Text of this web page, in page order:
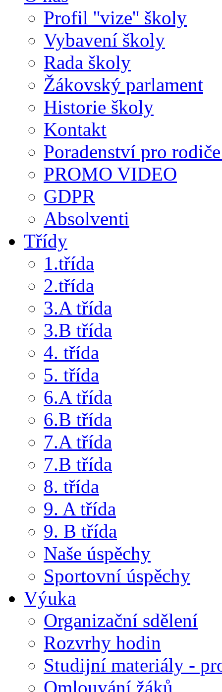
Profil ''vize'' školy
Vybavení školy
Rada školy
Žákovský parlament
Historie školy
Kontakt
Poradenství pro
PROMO VIDEO
GDPR
Absolventi
Třídy
1.třída
2.třída
3.A třída
3.B třída
4. třída
5. třída
6.A třída
6.B třída
7.A třída
7.B třída
8. třída
9. A třída
9. B třída
Naše úspěchy
Sportovní úspěchy
Výuka
Organizační sdělení
Rozvrhy hodin
Studijní materiály -
Omlouvání žáků